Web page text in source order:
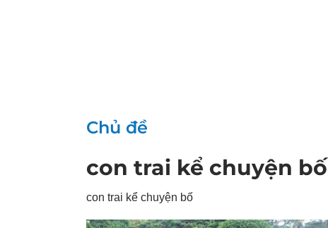
Chủ đề
con trai kể chuyện bố
con trai kể chuyện bố